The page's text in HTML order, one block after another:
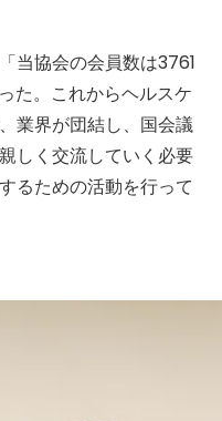
当協会の会員数は3761
た。これからヘルスケ
業界が団結し、国会議
しく交流していく必要
るための活動を行って